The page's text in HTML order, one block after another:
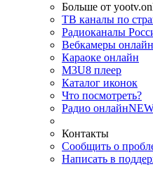
Больше от
ТВ каналы по
Радиоканалы
Вебкамеры онлайн
Караоке онлайн
M3U8 плеер
Каталог иконок
Что посмотреть?
Радио онлайн
Контакты
Сообщить о
Написать в